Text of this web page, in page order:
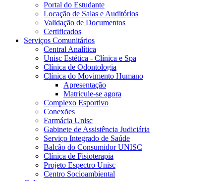
Portal do Estudante
Locação de Salas e Auditórios
Validação de Documentos
Certificados
Serviços Comunitários
Central Analítica
Unisc Estética - Clínica e Spa
Clínica de Odontologia
Clínica do Movimento Humano
Apresentação
Matricule-se agora
Complexo Esportivo
Conexões
Farmácia Unisc
Gabinete de Assistência Judiciária
Serviço Integrado de Saúde
Balcão do Consumidor UNISC
Clínica de Fisioterapia
Projeto Espectro Unisc
Centro Socioambiental